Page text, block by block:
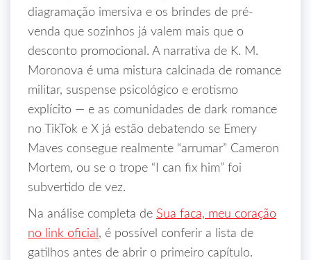
diagramação imersiva e os brindes de pré-
venda que sozinhos já valem mais que o
desconto promocional. A narrativa de K. M.
Moronova é uma mistura calcinada de romance
militar, suspense psicológico e erotismo
explícito — e as comunidades de dark romance
no TikTok e X já estão debatendo se Emery
Maves consegue realmente “arrumar” Cameron
Mortem, ou se o trope “I can fix him” foi
subvertido de vez.
Na análise completa de Sua faca, meu coração
no link oficial , é possível conferir a lista de
gatilhos antes de abrir o primeiro capítulo.